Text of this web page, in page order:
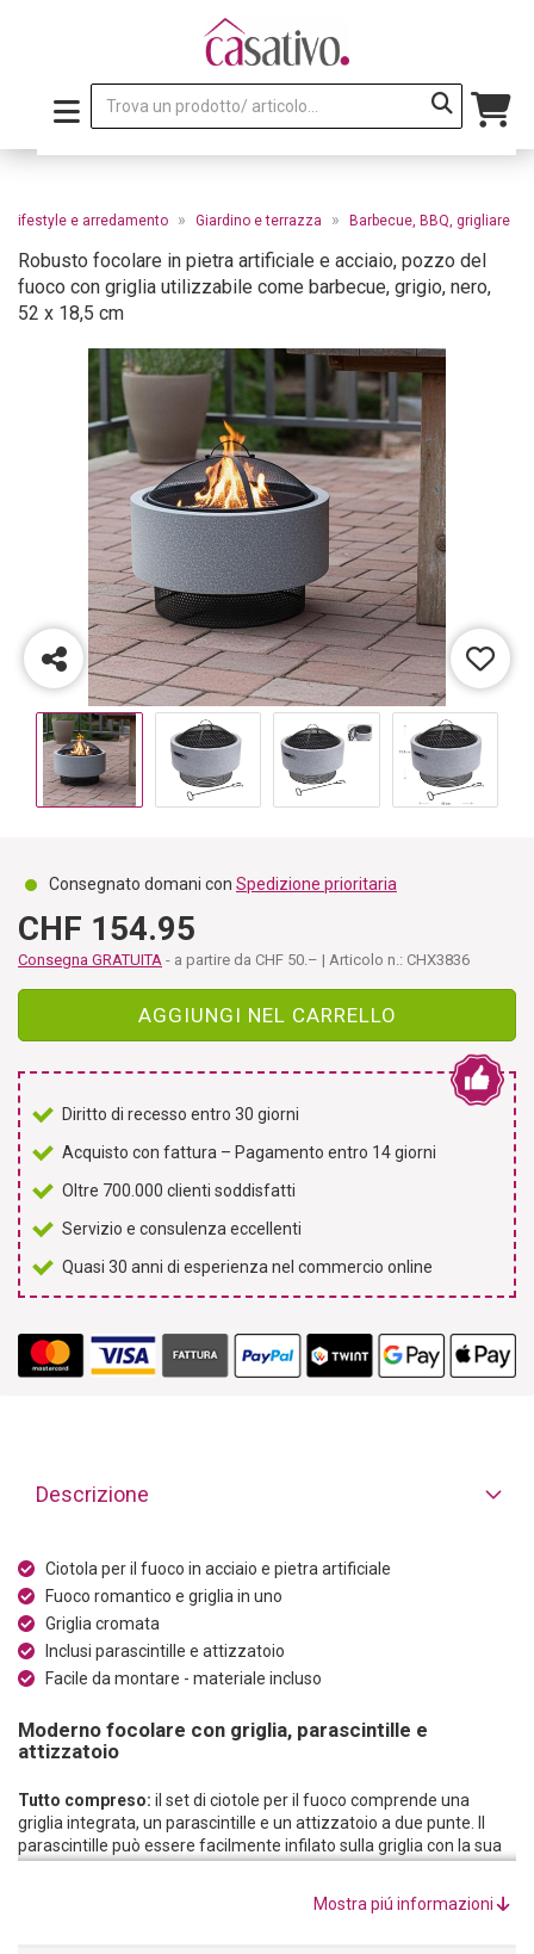
Lifestyle e arredamento » Giardino e terrazza » Barbecue, BBQ, grigliare
Robusto focolare in pietra artificiale e acciaio, pozzo del
fuoco con griglia utilizzabile come barbecue, grigio, nero,
52 x 18,5 cm
Consegnato domani con Spedizione prioritaria
CHF 154.95
Consegna GRATUITA - a partire da CHF 50.– | Articolo n.: CHX3836
AGGIUNGI NEL CARRELLO
Diritto di recesso entro 30 giorni
Acquisto con fattura – Pagamento entro 14 giorni
Oltre 700.000 clienti soddisfatti
Servizio e consulenza eccellenti
Quasi 30 anni di esperienza nel commercio online
Descrizione
Ciotola per il fuoco in acciaio e pietra artificiale
Fuoco romantico e griglia in uno
Griglia cromata
Inclusi parascintille e attizzatoio
Facile da montare - materiale incluso
Moderno focolare con griglia, parascintille e
attizzatoio
Tutto compreso: il set di ciotole per il fuoco comprende una
griglia integrata, un parascintille e un attizzatoio a due punte. Il
parascintille può essere facilmente infilato sulla griglia con la sua
Mostra piú informazioni